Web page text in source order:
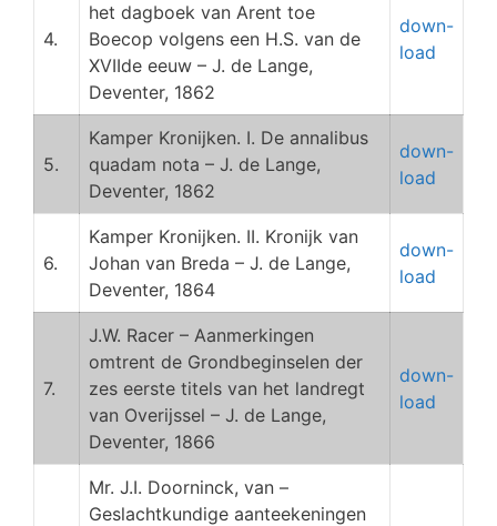
4.
het dagboek van Arent toe
Boecop volgens een H.S. van de
XVIIde eeuw – J. de Lange,
Deventer, 1862
down-
load
5.
Kamper Kronijken. I. De annalibus
quadam nota – J. de Lange,
Deventer, 1862
down-
load
6.
Kamper Kronijken. II. Kronijk van
Johan van Breda – J. de Lange,
Deventer, 1864
down-
load
7.
J.W. Racer – Aanmerkingen
omtrent de Grondbeginselen der
zes eerste titels van het landregt
van Overijssel – J. de Lange,
Deventer, 1866
down-
load
Mr. J.I. Doorninck, van –
Geslachtkundige aanteekeningen